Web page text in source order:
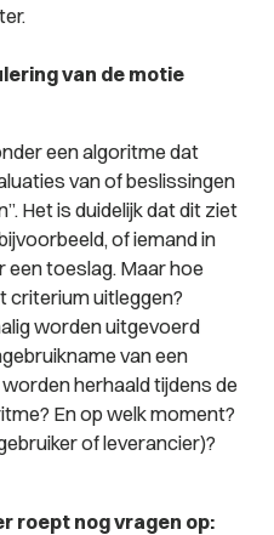
van de motie
een algoritme dat
van of beslissingen
Het is duidelijk dat dit ziet
of iemand in
toeslag. Maar hoe
criterium uitleggen?
worden uitgevoerd
van een
herhaald tijdens de
En op welk moment?
of leverancier)?
roept nog vragen op: